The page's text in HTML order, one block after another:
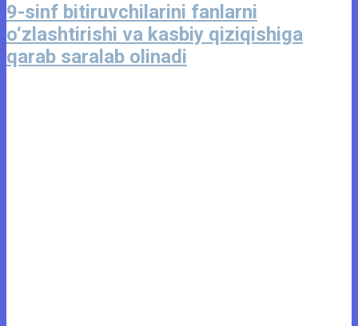
9-sinf bitiruvchilarini fanlarni
o‘zlashtirishi va kasbiy qiziqishiga
qarab saralab olinadi